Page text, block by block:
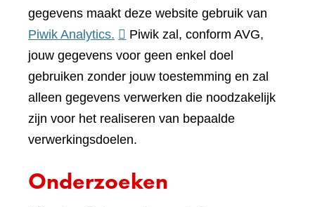
gegevens maakt deze website gebruik van
Piwik Analytics. (verwijst
naar
een
andere
website)
Piwik zal, conform AVG,
jouw gegevens voor geen enkel doel
gebruiken zonder jouw toestemming en zal
alleen gegevens verwerken die noodzakelijk
zijn voor het realiseren van bepaalde
verwerkingsdoelen.
Onderzoeken